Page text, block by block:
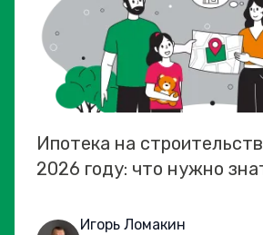
Ипотека на
2026 году: что нужно
Игорь Ломакин